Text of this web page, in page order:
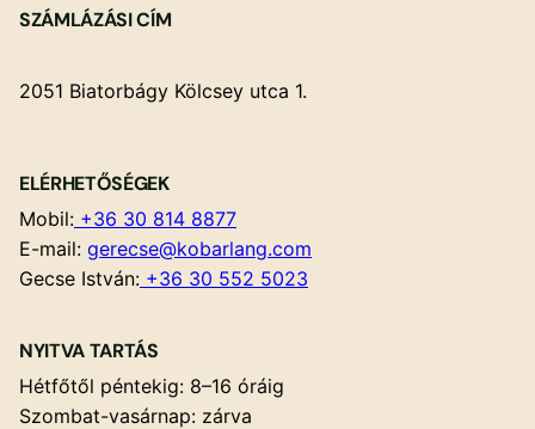
SZÁMLÁZÁSI CÍM
2051 Biatorbágy Kölcsey utca 1.
ELÉRHETŐSÉGEK
Mobil: +36 30 814 8877
E-mail: gerecse@kobarlang.com
Gecse István: +36 30 552 5023
NYITVA TARTÁS
Hétfőtől péntekig: 8–16 óráig
Szombat-vasárnap: zárva